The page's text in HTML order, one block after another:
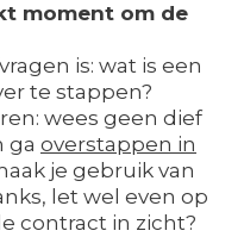
moment om de
is: wat is een
te stappen?
wees geen dief
ga overstappen in
je gebruik van
let wel even op
contract in zicht?